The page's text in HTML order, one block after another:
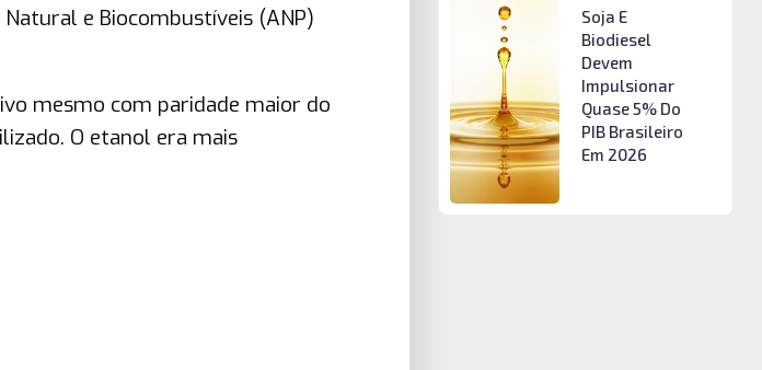
e Biocombustíveis (ANP)
mesmo com paridade maior do
O etanol era mais
Soja E
Biodiesel
Devem
Impulsionar
Quase 5% Do
PIB Brasileiro
Em 2026